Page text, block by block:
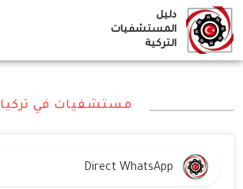
Skip
content
دليل
المستشفيات
التركية
مستشفيات في تركيا